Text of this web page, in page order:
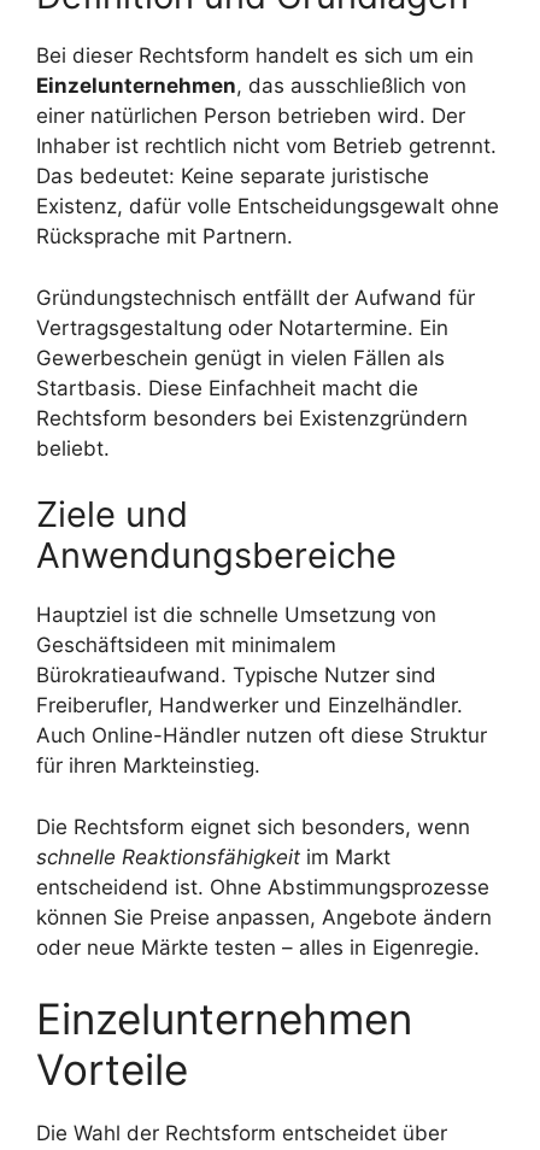
Bei dieser Rechtsform handelt es sich um ein
Einzelunternehmen, das ausschließlich von
einer natürlichen Person betrieben wird. Der
Inhaber ist rechtlich nicht vom Betrieb getrennt.
Das bedeutet: Keine separate juristische
Existenz, dafür volle Entscheidungsgewalt ohne
Rücksprache mit Partnern.
Gründungstechnisch entfällt der Aufwand für
Vertragsgestaltung oder Notartermine. Ein
Gewerbeschein genügt in vielen Fällen als
Startbasis. Diese Einfachheit macht die
Rechtsform besonders bei Existenzgründern
beliebt.
Ziele und
Anwendungsbereiche
Hauptziel ist die schnelle Umsetzung von
Geschäftsideen mit minimalem
Bürokratieaufwand. Typische Nutzer sind
Freiberufler, Handwerker und Einzelhändler.
Auch Online-Händler nutzen oft diese Struktur
für ihren Markteinstieg.
Die Rechtsform eignet sich besonders, wenn
schnelle Reaktionsfähigkeit im Markt
entscheidend ist. Ohne Abstimmungsprozesse
können Sie Preise anpassen, Angebote ändern
oder neue Märkte testen – alles in Eigenregie.
Einzelunternehmen
Vorteile
Die Wahl der Rechtsform entscheidet über